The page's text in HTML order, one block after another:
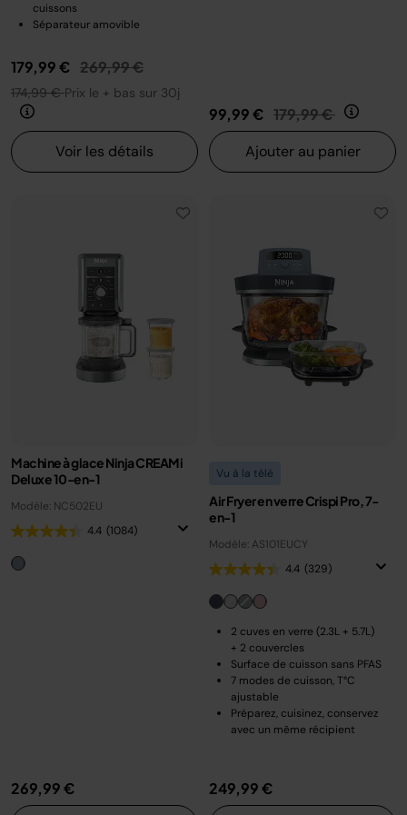
cuissons
Séparateur amovible
179,99 € Prix réduit de
269,99 €au
174,99 €Prix le + bas sur 30j
Voir les détails
99,99 € Prix réduit de
179,99 € au
Ajouter au panier
Machine à glace Ninja CREAMi
Deluxe 10-en-1
Modèle: NC502EU
4.4 (1084)
269,99 €
Vu à la télé
Air Fryer en verre Crispi Pro, 7-
en-1
Modèle: AS101EUCY
4.4 (329)
2 cuves en verre (2.3L + 5.7L)
+ 2 couvercles
Surface de cuisson sans PFAS
7 modes de cuisson, T°C
ajustable
Préparez, cuisinez, conservez
avec un même récipient
249,99 €